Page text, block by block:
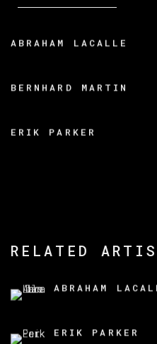
ABRAHAM LACALLE
BERNHARD MARTIN
ERIK PARKER
RELATED
ABRAHAM
ERIK PARKER